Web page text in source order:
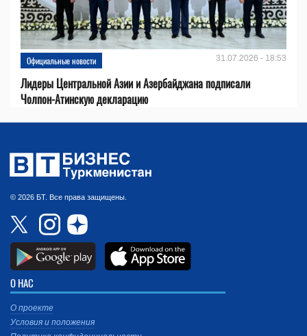
Официальные новости 31.07.2026 - 18:53
Лидеры Центральной Азии и Азербайджана подписали
Чолпон-Атинскую декларацию
© 2026 БТ. Все права защищены.
О НАС
О проекте
Условия и положения